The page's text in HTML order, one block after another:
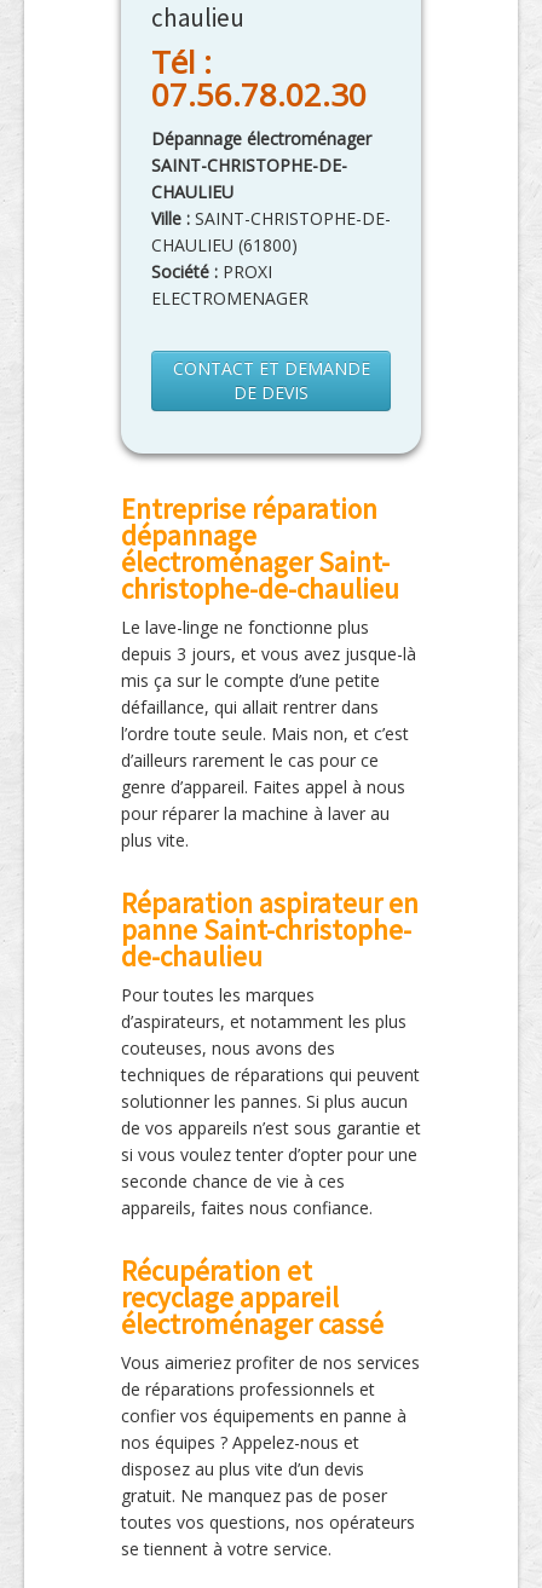
chaulieu
Tél :
07.56.78.02.30
Dépannage électroménager
SAINT-CHRISTOPHE-DE-
CHAULIEU
Ville : SAINT-CHRISTOPHE-DE-
CHAULIEU (61800)
Société : PROXI
ELECTROMENAGER
CONTACT ET DEMANDE
DE DEVIS
Entreprise réparation
dépannage
électroménager Saint-
christophe-de-chaulieu
Le lave-linge ne fonctionne plus
depuis 3 jours, et vous avez jusque-là
mis ça sur le compte d’une petite
défaillance, qui allait rentrer dans
l’ordre toute seule. Mais non, et c’est
d’ailleurs rarement le cas pour ce
genre d’appareil. Faites appel à nous
pour réparer la machine à laver au
plus vite.
Réparation aspirateur en
panne Saint-christophe-
de-chaulieu
Pour toutes les marques
d’aspirateurs, et notamment les plus
couteuses, nous avons des
techniques de réparations qui peuvent
solutionner les pannes. Si plus aucun
de vos appareils n’est sous garantie et
si vous voulez tenter d’opter pour une
seconde chance de vie à ces
appareils, faites nous confiance.
Récupération et
recyclage appareil
électroménager cassé
Vous aimeriez profiter de nos services
de réparations professionnels et
confier vos équipements en panne à
nos équipes ? Appelez-nous et
disposez au plus vite d’un devis
gratuit. Ne manquez pas de poser
toutes vos questions, nos opérateurs
se tiennent à votre service.